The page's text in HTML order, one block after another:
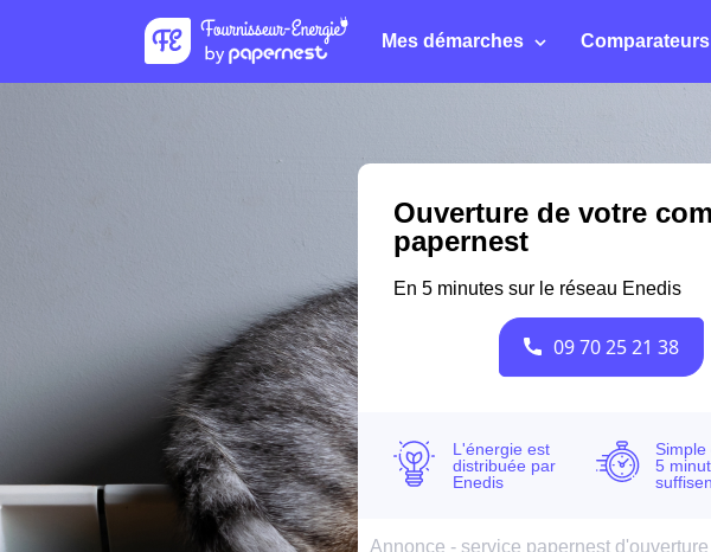
Mes démarches Comparateurs